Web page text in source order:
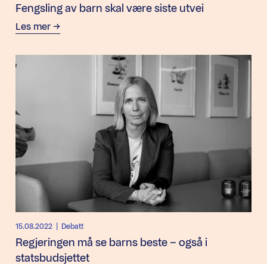
Fengsling av barn skal være siste utvei
Les mer
15.08.2022 | Debatt
Regjeringen må se barns beste – også i
statsbudsjettet